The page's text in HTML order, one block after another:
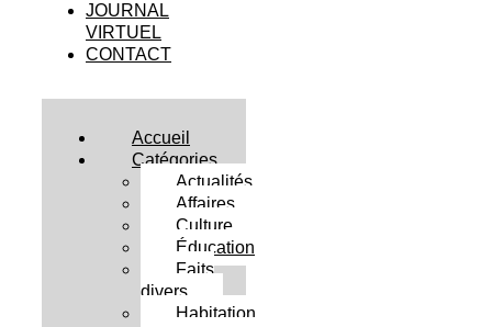
JOURNAL
VIRTUEL
CONTACT
Accueil
Catégories
Actualités
Affaires
Culture
Éducation
Faits
divers
Habitation